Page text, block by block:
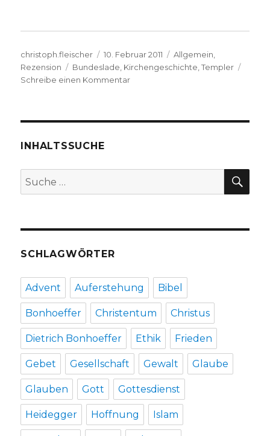
Autor
christoph.fleischer
Veröffentlicht
am
10. Februar 2011 Kategorien
Allgemein
Rezension
Schlagwörter
Bundeslade Kirchengeschichte ,Templer
Schreibe einen Kommentarzu
Fleischer,
2010
INHALTSSUCHE
Suche
nach:
SCHLAGWÖRTER
Advent Auferstehung Bibel
Bonhoeffer Christentum Christus
Dietrich Bonhoeffer Ethik Frieden
Gebet Gesellschaft Gewalt Glaube
Glauben Gott Gottesdienst
Heidegger Hoffnung Islam